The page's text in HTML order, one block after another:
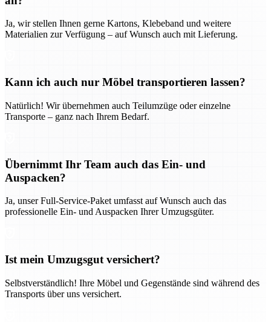
Ja, wir stellen Ihnen gerne Kartons, Klebeband und weitere
Materialien zur Verfügung – auf Wunsch auch mit Lieferung.
Kann ich auch nur Möbel transportieren lassen?
Natürlich! Wir übernehmen auch Teilumzüge oder einzelne
Transporte – ganz nach Ihrem Bedarf.
Übernimmt Ihr Team auch das Ein- und
Auspacken?
Ja, unser Full-Service-Paket umfasst auf Wunsch auch das
professionelle Ein- und Auspacken Ihrer Umzugsgüter.
Ist mein Umzugsgut versichert?
Selbstverständlich! Ihre Möbel und Gegenstände sind während des
Transports über uns versichert.